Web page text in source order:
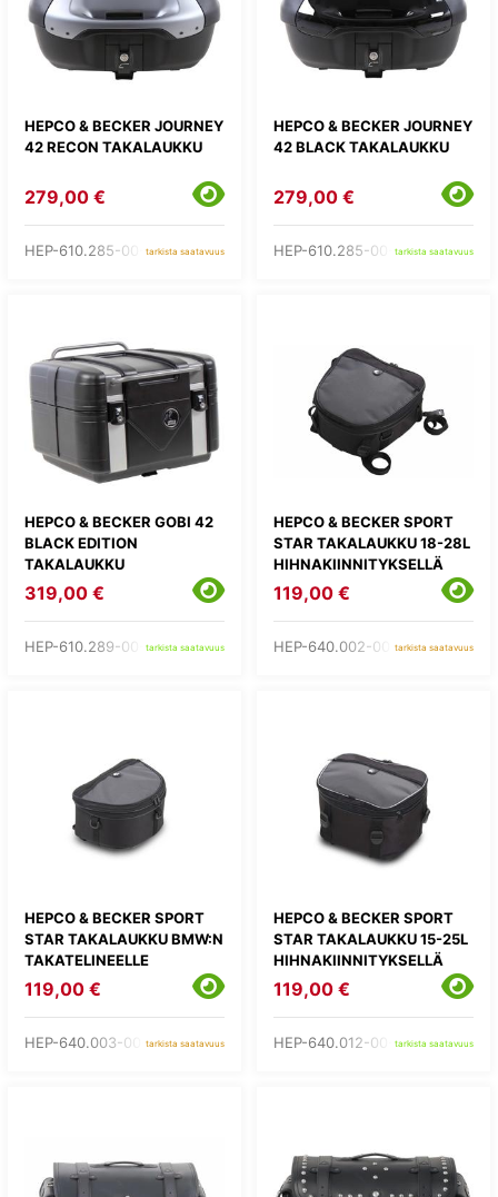
HEPCO & BECKER JOURNEY
42 RECON TAKALAUKKU
279,00 €
HEP-610.285-00-04tarkista saatavuus
HEPCO & BECKER JOURNEY
42 BLACK TAKALAUKKU
279,00 €
HEP-610.285-00-11tarkista saatavuus
HEPCO & BECKER GOBI 42
BLACK EDITION
TAKALAUKKU
319,00 €
HEP-610.289-00-01tarkista saatavuus
HEPCO & BECKER SPORT
STAR TAKALAUKKU 18-28L
HIHNAKIINNITYKSELLÄ
119,00 €
HEP-640.002-00-00tarkista saatavuus
HEPCO & BECKER SPORT
STAR TAKALAUKKU BMW:N
TAKATELINEELLE
119,00 €
HEP-640.003-00-00tarkista saatavuus
HEPCO & BECKER SPORT
STAR TAKALAUKKU 15-25L
HIHNAKIINNITYKSELLÄ
119,00 €
HEP-640.012-00-00tarkista saatavuus